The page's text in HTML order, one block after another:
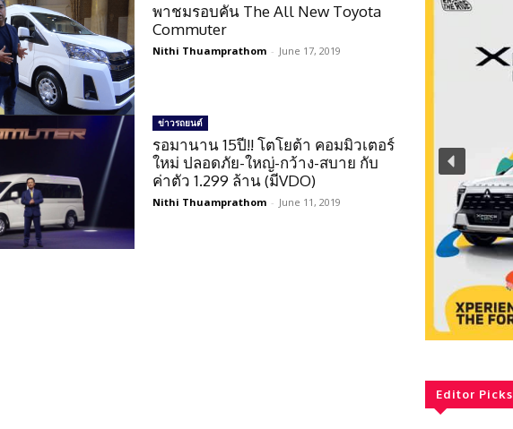
พาชมรอบคัน The All New Toyota
Commuter
Nithi Thuamprathom - June 17, 2019
ข่าวรถยนต์
รอมานาน 15ปี!! โตโยต้า คอมมิวเตอร​์
ใหม่ ปลอดภัย-ใหญ่-กว้าง-สบาย กับ
ค่าตัว 1.299 ล้าน (มีVDO)
Nithi Thuamprathom - June 11, 2019
Editor Picks